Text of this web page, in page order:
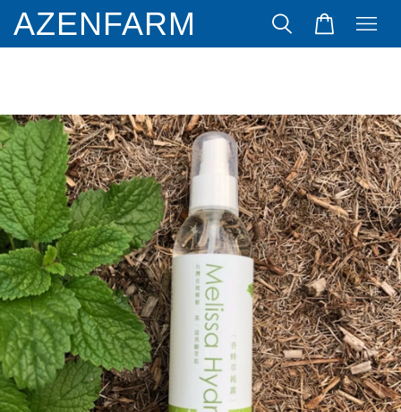
AZENFARM